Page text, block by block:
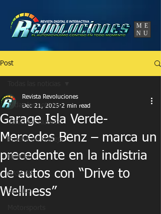
ME
NU
Post
Todas las noticias
Vehículos Nuevos
Prueba de Manejo
Noticias
NASCAR
Circuito
Garage Isla Verde-
Mercedes Benz – marca un
precedente en la indistria
de autos con “Drive to
Wellness”
Revista Revoluciones
Dec 21, 2025 2 min read